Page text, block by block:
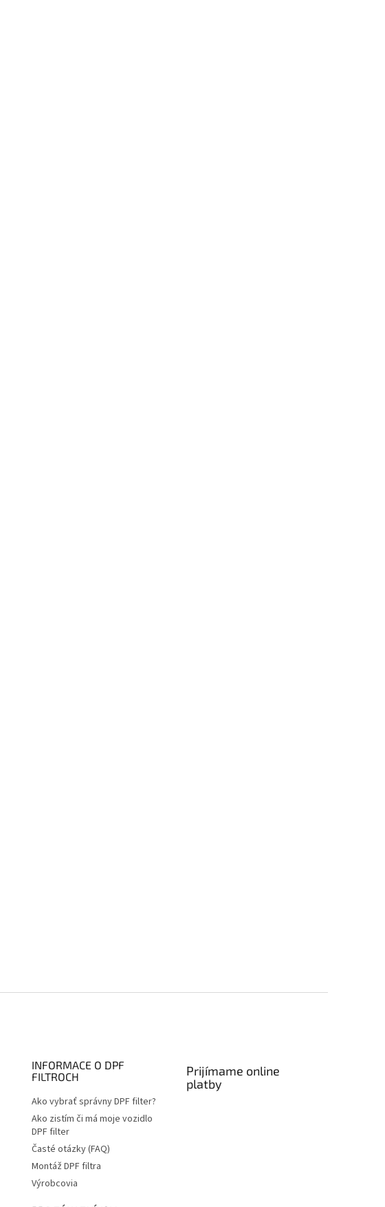
INFORMACE O DPF
FILTROCH
Ako vybrať správny DPF filter?
Ako zistím či má moje vozidlo
DPF filter
Časté otázky (FAQ)
Montáž DPF filtra
Výrobcovia
Prijímame online
platby